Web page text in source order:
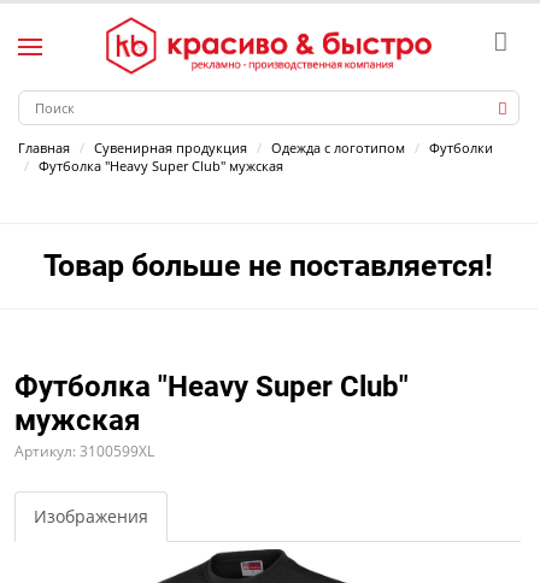
Главная Сувенирная продукция Одежда с логотипом
Футболки
Футболка "Heavy Super Club" мужская
Товар больше не поставляется!
Футболка "Heavy Super Club"
мужская
Артикул: 3100599XL
Изображения